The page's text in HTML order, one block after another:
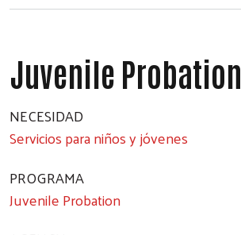
Juvenile Probation
NECESIDAD
Servicios para niños y jóvenes
PROGRAMA
Juvenile Probation